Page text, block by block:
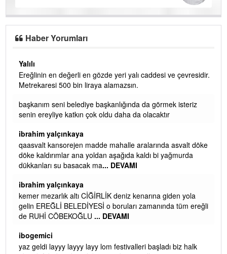
Haber Yorumları
Yalılı
Ereğlinin en değerli en gözde yeri yalı caddesi ve çevresidir.
Metrekaresi 500 bin liraya alamazsın.
başkanım seni belediye başkanlığında da görmek isteriz
senin ereyliye katkın çok oldu daha da olacaktır
ibrahim yalçınkaya
qaasvalt kansorejen madde mahalle aralarında asvalt döke
döke kaldırımlar ana yoldan aşağıda kaldı bi yağmurda
dükkanları su basacak ma... DEVAMI
ibrahim yalçınkaya
kemer mezarlık altı CİĞİRLİK deniz kenarına giden yola
gelin EREĞLİ BELEDİYESİ o boruları zamanında tüm ereğli
de RUHİ CÖBEKOĞLU ... DEVAMI
ibogemici
yaz geldi layyy layyy layy lom festivalleri başladı biz halk